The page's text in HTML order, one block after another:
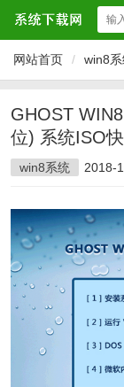
网站首页 / win8
GHOST
位) 系统ISO
win8系统 2018-